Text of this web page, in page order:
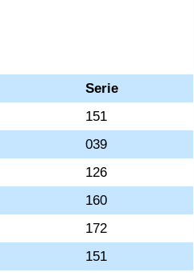
Serie
151
039
126
160
172
151